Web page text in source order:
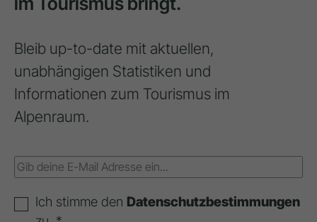
Bleib up-to-date mit aktuellen,
unabhängigen Statistiken und
Informationen zum Tourismus im
Alpenraum.
Ich stimme den Datenschutzbestimmungen